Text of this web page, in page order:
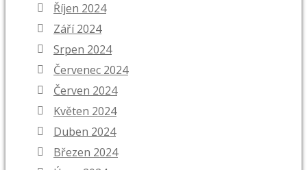
Říjen 2024
Září 2024
Srpen 2024
Červenec 2024
Červen 2024
Květen 2024
Duben 2024
Březen 2024